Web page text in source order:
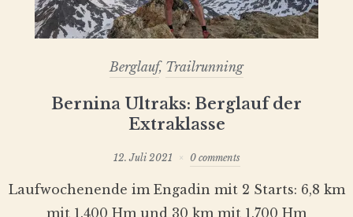
Berglauf, Trailrunning
Bernina Ultraks: Berglauf der
Extraklasse
12. Juli 2021 0 comments
Laufwochenende im Engadin mit 2 Starts: 6,8 km
mit 1.400 Hm und 30 km mit 1.700 Hm